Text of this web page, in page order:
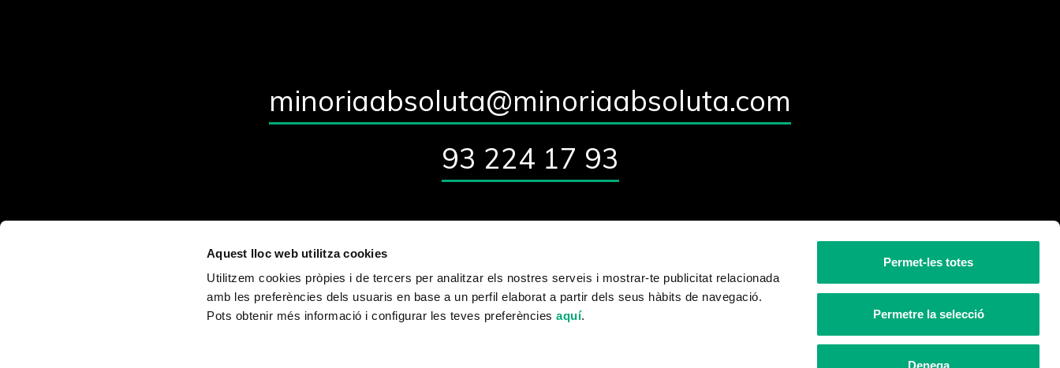
Aquest lloc web utilitza cookies
Utilitzem cookies pròpies i de tercers per analitzar els nostres serveis i mostrar-te publicitat relacionada
amb les preferències dels usuaris en base a un perfil elaborat a partir dels seus hàbits de navegació.
Pots obtenir més informació i configurar les teves preferènciesaquí.
Permet-les totes
Permetre la selecció
Denega
minoriaabsoluta@minoriaabsoluta.com
93 224 17 93